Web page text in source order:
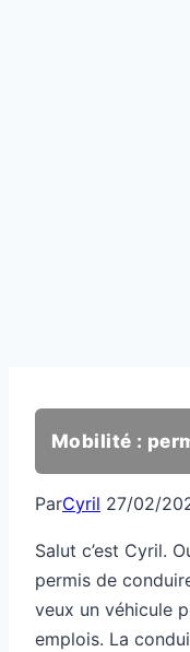
Mobilité :
ParCyril 27/02/
Salut c’est Cyril.
permis de
veux un véhicule
emplois. La